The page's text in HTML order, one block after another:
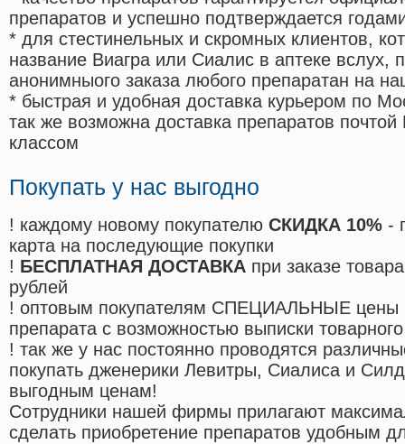
препаратов и успешно подтверждается
* для стестинельных и скромных клиентов,
название Виагра или Сиалис в аптеке вслух,
анонимныого заказа любого препаратан на
* быстрая и удобная доставка курьером по
так же возможна доставка препаратов
классом
Покупать у нас выгодно
! каждому новому покупателю СКИДКА 10% -
карта на последующие покупки
! БЕСПЛАТНАЯ ДОСТАВКА при заказе
рублей
! оптовым покупателям СПЕЦИАЛЬНЫЕ цены
препарата с возможностью выписки
! так же у нас постоянно проводятся
покупать дженерики Левитры, Сиалиса и
выгодным ценам!
Cотрудники нашей фирмы прилагают
сделать приобретение препаратов удобным